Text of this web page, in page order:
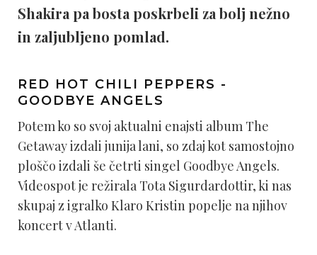
Shakira pa bosta poskrbeli za bolj nežno
in zaljubljeno pomlad.
RED HOT CHILI PEPPERS -
GOODBYE ANGELS
Potem ko so svoj aktualni enajsti album The
Getaway izdali junija lani, so zdaj kot samostojno
ploščo izdali še četrti singel Goodbye Angels.
Videospot je režirala Tota Sigurdardottir, ki nas
skupaj z igralko Klaro Kristin popelje na njihov
koncert v Atlanti.